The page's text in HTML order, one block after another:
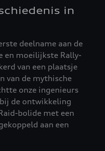
in
deelname aan de
en moeilijkste Rally-
van een plaatsje
van de mythische
onze ingenieurs
de ontwikkeling
bolide met een
aan een